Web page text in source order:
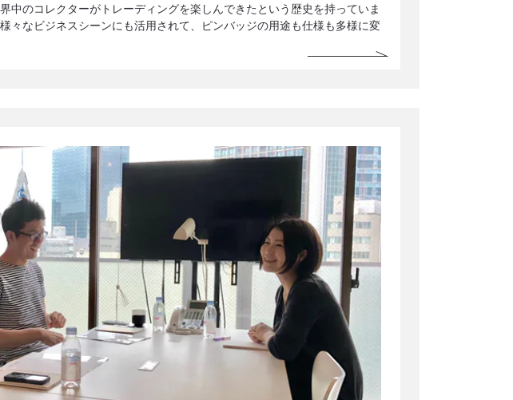
中のコレクターがトレーディングを楽しんできたという歴史を持っていま
々なビジネスシーンにも活用されて、ピンバッジの用途も仕様も多様に変